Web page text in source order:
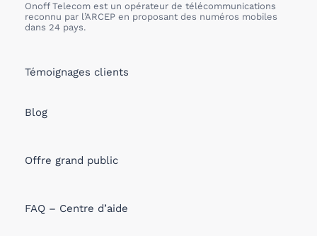
Onoff Telecom est un opérateur de télécommunications
reconnu par l’ARCEP en proposant des numéros mobiles
dans 24 pays.
Témoignages clients
Blog
Offre grand public
FAQ – Centre d’aide